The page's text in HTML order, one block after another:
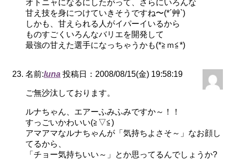
オトニャになるにしたがって、さらにいろんな
甘え技を身につけていきそうですね〜(*´艸`)
しかも、甘えられる人がイパーイいるから
ものすごくいろんなバリエを開発して
最強の甘えた選手になっちゃうかも(*≧ｍ≦*)
名前:luna 投稿日：2008/08/15(金) 19:58:19
ご無沙汰しております。
ルナちゃん、エアーふみふみですか～！！
すっごいかわいい(≧▽≦)
アマアマなルナちゃんが「気持ちよさそ～」なお顔し
てるから、
「チョー気持ちいい～」とか思ってるんでしょうか?